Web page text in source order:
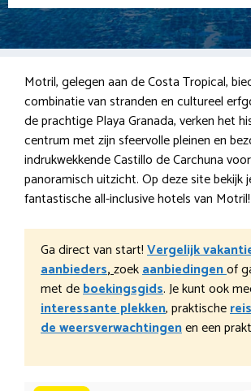
Motril, gelegen aan de Costa Tropical,
combinatie van stranden en cultureel
de prachtige Playa Granada, verken het
centrum met zijn sfeervolle pleinen en
indrukwekkende Castillo de Carchuna
panoramisch uitzicht. Op deze site bekijk
fantastische all-inclusive hotels van Motril!
Ga direct van start!Vergelijk
aanbieders,zoekaanbiedingenof
met deboekingsgids. Je kunt ook
interessante plekken, praktische
de weersverwachtingenen een